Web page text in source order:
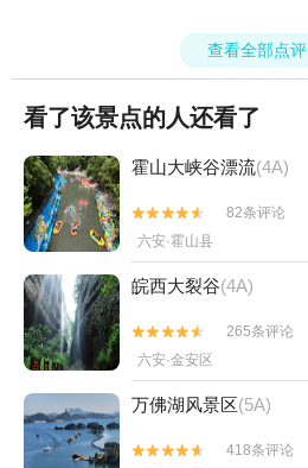
查看全部点评
看了该景点的人还看了
霍山大峡谷漂流(4A)


82条评论
六安·霍山县
皖西大裂谷(4A)


265条评论
六安·金安区
万佛湖风景区(5A)


418条评论